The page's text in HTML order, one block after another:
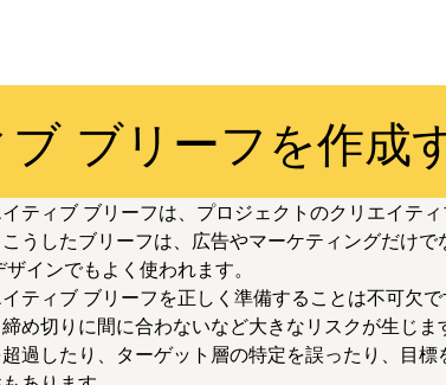
ブリーフを作成
ティブ ブリーフは、プロジェクトのクリエイテ
うしたブリーフは、広告やマーケティングだけで
ザインでもよく使われます。
ティブ ブリーフを正しく準備することは不可欠
め切りに間に合わないなど大きなリスクが生じ
過したり、ターゲット層の特定を誤ったり、目標